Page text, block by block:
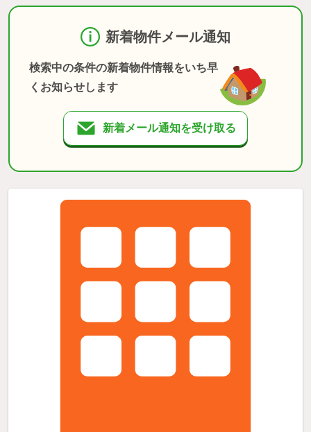
新着物件メール通知
検索中の条件の新着物件情報をいち早
くお知らせします
新着メール通知を受け取る